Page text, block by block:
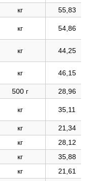
кг 55,83
кг 54,86
кг 44,25
кг 46,15
500 г 28,96
кг 35,11
кг
21,34
кг
28,12
кг
35,88
кг
21,61